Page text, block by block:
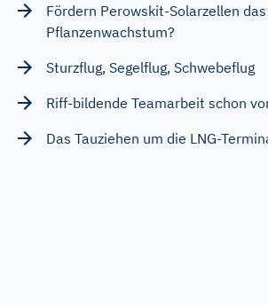
Fördern Perowskit-Solarzellen das
Pflanzenwachstum?
Sturzflug, Segelflug, Schwebeflug
Riff-bildende Teamarbeit schon
Das Tauziehen um die LNG-